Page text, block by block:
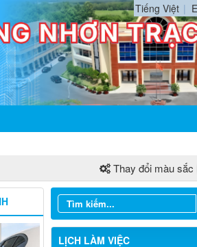
Tiếng Việt
Thay đổi màu sắc
LỊCH LÀM VIỆC
Thông báo lịch làm việc tuần
HĐND và UBND phường Nhơn